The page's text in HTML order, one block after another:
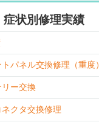
症状別修理実績
パネル交換修理（重度）
ー交換
クタ交換修理